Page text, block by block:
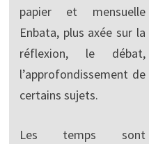
papier et mensuelle
Enbata, plus axée sur la
réflexion, le débat,
l’approfondissement de
certains sujets.
Les temps sont